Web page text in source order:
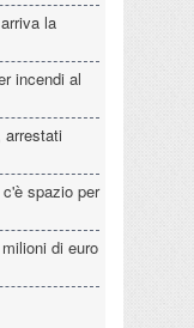
la
incendi al
arrestati
spazio per
di euro